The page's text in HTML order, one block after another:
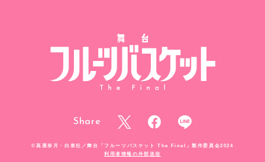
Share
©高屋奈月・白泉社／舞台「フルーツバスケット The Final」製作委員会2024
利用者情報の外部送信